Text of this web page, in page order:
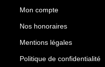
Mon compte
Nos honoraires
Mentions légales
Politique de confidentialité